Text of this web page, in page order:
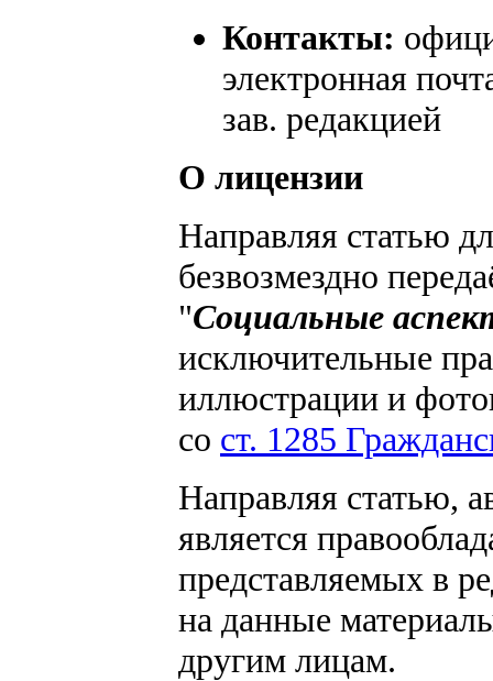
Контакты:
электронная
зав. редакцией
О лицензии
Направляя статью
безвозмездно
"Социальные
исключительные
иллюстрации и
со ст. 1285
Направляя статью,
является
представляемых в
на данные
другим лицам.